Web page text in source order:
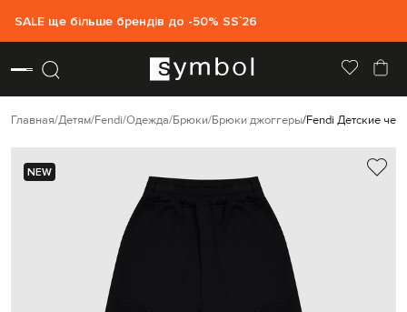
SALE ще більше брендів до -50% SS`26
Главная Детям Fendi Одежда Брюки Брюки джоггеры Fendi Детские
NEW